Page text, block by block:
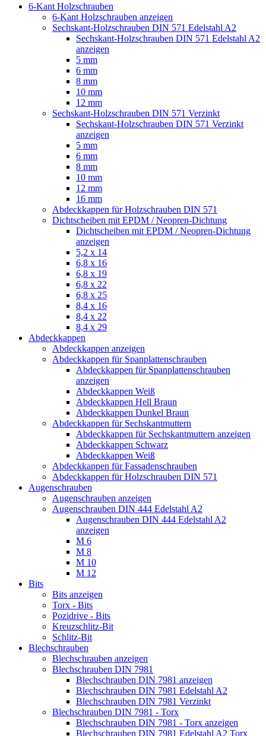
6-Kant Holzschrauben
6-Kant Holzschrauben anzeigen
Sechskant-Holzschrauben DIN 571 Edelstahl A2
Sechskant-Holzschrauben DIN 571 Edelstahl A2
anzeigen
5 mm
6 mm
8 mm
10 mm
12 mm
Sechskant-Holzschrauben DIN 571 Verzinkt
Sechskant-Holzschrauben DIN 571 Verzinkt
anzeigen
5 mm
6 mm
8 mm
10 mm
12 mm
16 mm
Abdeckkappen für Holzschrauben DIN 571
Dichtscheiben mit EPDM / Neopren-Dichtung
Dichtscheiben mit EPDM / Neopren-Dichtung
anzeigen
5,2 x 14
6,8 x 16
6,8 x 19
6,8 x 22
6,8 x 25
8,4 x 16
8,4 x 22
8,4 x 29
Abdeckkappen
Abdeckkappen anzeigen
Abdeckkappen für Spanplattenschrauben
Abdeckkappen für Spanplattenschrauben
anzeigen
Abdeckkappen Weiß
Abdeckkappen Hell Braun
Abdeckkappen Dunkel Braun
Abdeckkappen für Sechskantmuttern
Abdeckkappen für Sechskantmuttern anzeigen
Abdeckkappen Schwarz
Abdeckkappen Weiß
Abdeckkappen für Fassadenschrauben
Abdeckkappen für Holzschrauben DIN 571
Augenschrauben
Augenschrauben anzeigen
Augenschrauben DIN 444 Edelstahl A2
Augenschrauben DIN 444 Edelstahl A2
anzeigen
M 6
M 8
M 10
M 12
Bits
Bits anzeigen
Torx - Bits
Pozidrive - Bits
Kreuzschlitz-Bit
Schlitz-Bit
Blechschrauben
Blechschrauben anzeigen
Blechschrauben DIN 7981
Blechschrauben DIN 7981 anzeigen
Blechschrauben DIN 7981 Edelstahl A2
Blechschrauben DIN 7981 Verzinkt
Blechschrauben DIN 7981 - Torx
Blechschrauben DIN 7981 - Torx anzeigen
Blechschrauben DIN 7981 Edelstahl A2 Torx